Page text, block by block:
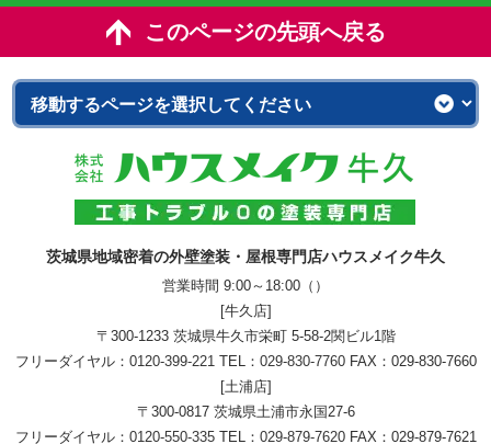
このページの先頭へ戻る
茨城県地域密着の外壁塗装・屋根専門店ハウスメイク牛久
営業時間 9:00～18:00（）
[牛久店]
〒300-1233 茨城県牛久市栄町 5-58-2関ビル1階
フリーダイヤル： 0120-399-221 TEL： 029-830-7760FAX：029-830-7660
[土浦店]
〒300-0817 茨城県土浦市永国27-6
フリーダイヤル： 0120-550-335TEL： 029-879-7620FAX：029-879-7621